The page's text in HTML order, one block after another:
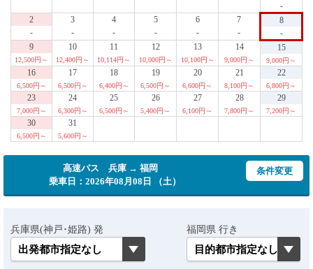
-
2
-
3
-
4
-
5
-
6
-
7
-
8
-
9
12,500円～
10
12,400円～
11
10,114円～
12
10,000円～
13
10,100円～
14
9,000円～
15
9,000円～
16
6,500円～
17
6,500円～
18
6,400円～
19
6,500円～
20
6,600円～
21
8,100円～
22
6,800円～
23
7,000円～
24
6,300円～
25
6,500円～
26
5,400円～
27
6,100円～
28
7,800円～
29
7,200円～
30
6,500円～
31
5,600円～
高速バス 兵庫 → 福岡
乗車日：2026年08月08日 （土）
条件変更
兵庫県(神戸･姫路) 発 福岡県 行き